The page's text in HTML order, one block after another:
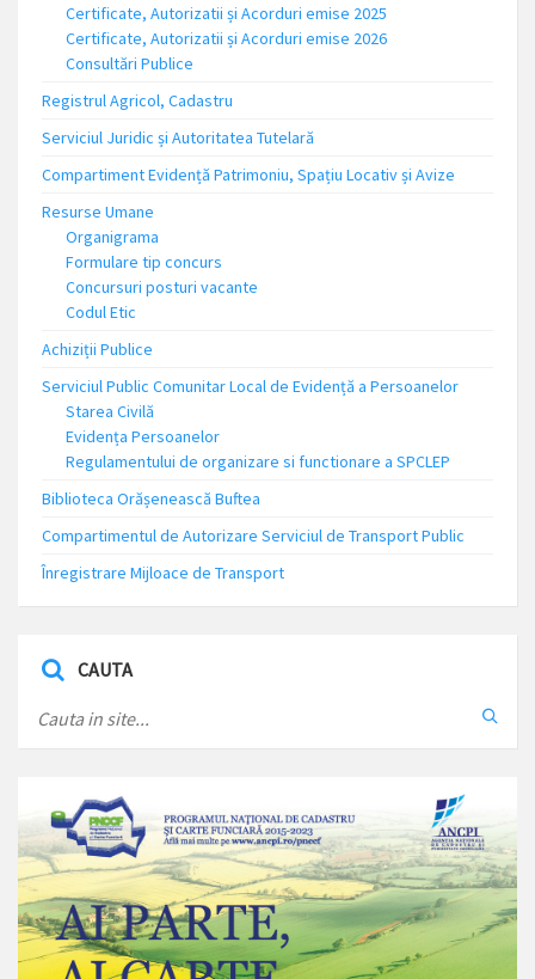
Certificate, Autorizatii și Acorduri emise 2025
Certificate, Autorizatii și Acorduri emise 2026
Consultări Publice
Registrul Agricol, Cadastru
Serviciul Juridic și Autoritatea Tutelară
Compartiment Evidență Patrimoniu, Spațiu Locativ și Avize
Resurse Umane
Organigrama
Formulare tip concurs
Concursuri posturi vacante
Codul Etic
Achiziții Publice
Serviciul Public Comunitar Local de Evidență a Persoanelor
Starea Civilă
Evidența Persoanelor
Regulamentului de organizare si functionare a SPCLEP
Biblioteca Orășenească Buftea
Compartimentul de Autorizare Serviciul de Transport Public
Înregistrare Mijloace de Transport
CAUTA